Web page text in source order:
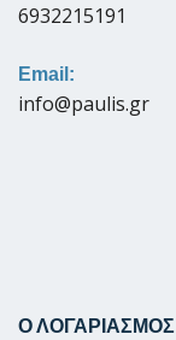
6932215191
Email:
info@paulis.gr
Ο